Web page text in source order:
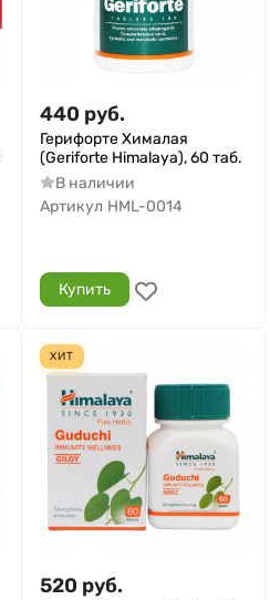
440 руб.
Герифорте Хималая
(Geriforte Himalaya), 60 таб.
В наличии
Артикул HML-0014
Купить
ХИТ
520 руб.